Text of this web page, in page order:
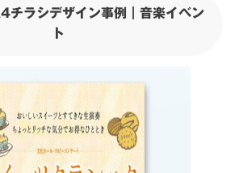
チラシデザイン事例｜音楽イベン
ト